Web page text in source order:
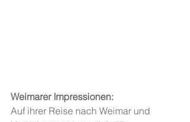
Weimarer Impressionen:
Auf ihrer Reise nach Weimar und